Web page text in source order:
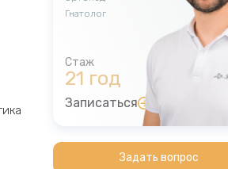
Гнатолог
21 год
Записаться
Задать вопрос